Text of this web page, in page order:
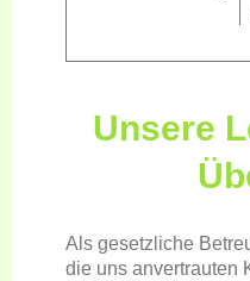
Unsere
Als gesetzliche
die uns anvertrauten